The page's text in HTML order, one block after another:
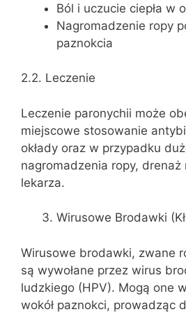
Ból i uczucie ciepła w
Nagromadzenie ropy
paznokcia
2.2. Leczenie
Leczenie paronychii może
miejscowe stosowanie
okłady oraz w przypadku
nagromadzenia ropy, drenaż
lekarza.
Wirusowe Brodawki
Wirusowe brodawki, zwane
są wywołane przez wirus
ludzkiego (HPV). Mogą one
wokół paznokci, prowadząc